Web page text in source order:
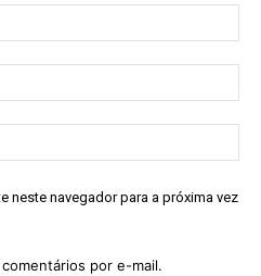
neste navegador para a próxima vez
por e-mail.